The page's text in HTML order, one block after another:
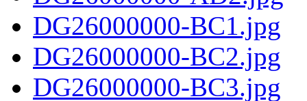
DG26000000-BC1.jpg
DG26000000-BC2.jpg
DG26000000-BC3.jpg